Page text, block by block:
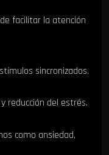
facilitar la atención
sincronizados.
reducción del estrés.
como ansiedad,